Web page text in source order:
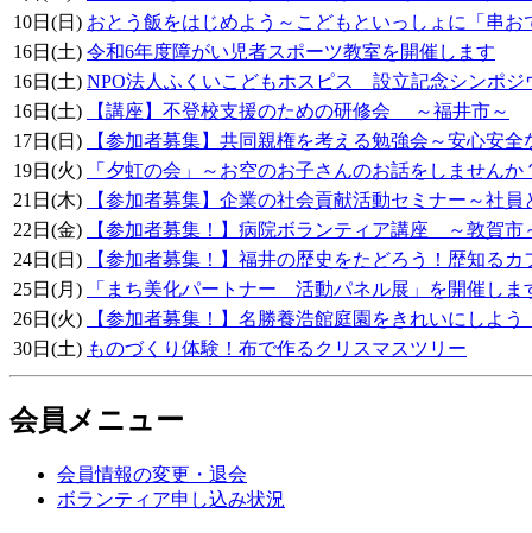
10日(日) おとう飯をはじめよう～こどもといっしょに「串
16日(土) 令和6年度障がい児者スポーツ教室を開催します
16日(土) NPO法人ふくいこどもホスピス 設立記念シンポジ
16日(土)
【講座】不登校支援のための研修会 ～福井市～
17日(日)
【参加者募集】共同親権を考える勉強会～安心
19日(火)
「夕虹の会」～お空のお子さんのお話をしませんか
21日(木)
【参加者募集】企業の社会貢献活動セミナー～社
22日(金)
【参加者募集！】病院ボランティア講座 ～敦賀市
24日(日)
【参加者募集！】福井の歴史をたどろう！歴知る
25日(月)
「まち美化パートナー 活動パネル展」を開催しま
26日(火)
【参加者募集！】名勝養浩館庭園をきれいにしよ
30日(土) ものづくり体験！布で作るクリスマスツリー
会員メニュー
会員情報の変更・退会
ボランティア申し込み状況